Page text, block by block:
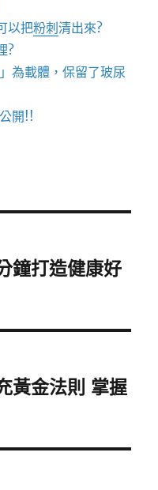
以把粉刺清出來?
?
為載體，保留了玻尿
開!!
鐘打造健康好
黃金法則 掌握